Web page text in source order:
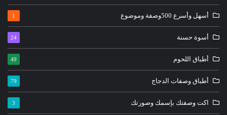
أسهل وأسرع 500وصفة وموضوع 1
أسوة حسنة 24
أطباق اللحوم 49
أطباق وصفات الدجاج 79
اكت وصفتك بإسمك وصورتك 3